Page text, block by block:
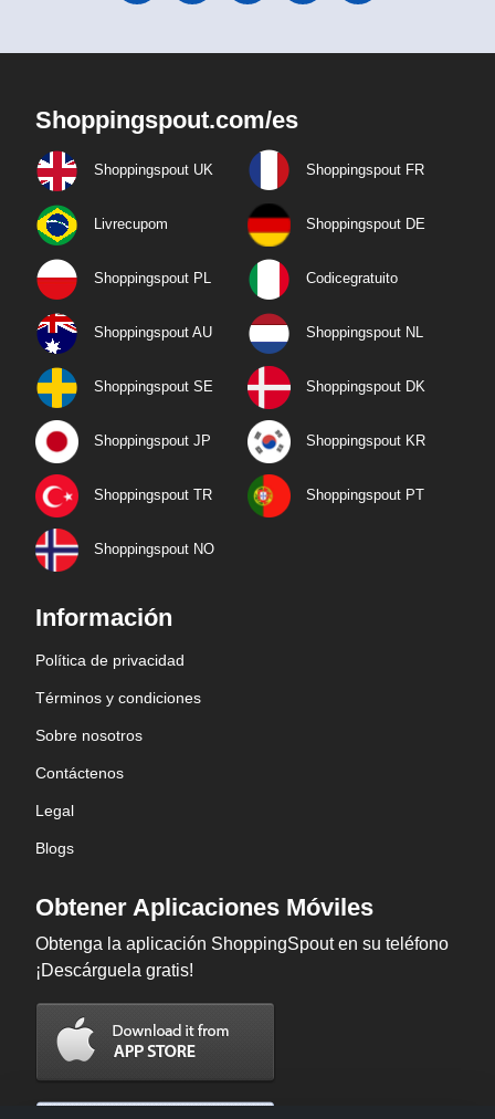
Shoppingspout.com/es
Shoppingspout UK Shoppingspout FR
Livrecupom Shoppingspout DE
Shoppingspout PL Codicegratuito
Shoppingspout AU Shoppingspout NL
Shoppingspout SE Shoppingspout DK
Shoppingspout JP Shoppingspout KR
Shoppingspout TR Shoppingspout PT
Shoppingspout NO
Información
Política de privacidad
Términos y condiciones
Sobre nosotros
Contáctenos
Legal
Blogs
Obtener Aplicaciones Móviles
Obtenga la aplicación ShoppingSpout en su teléfono
¡Descárguela gratis!